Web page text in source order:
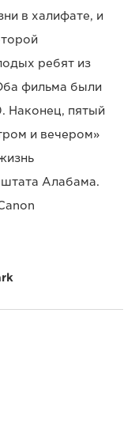
в халифате, и
ребят из
фильма были
Наконец, пятый
и вечером»
Алабама.